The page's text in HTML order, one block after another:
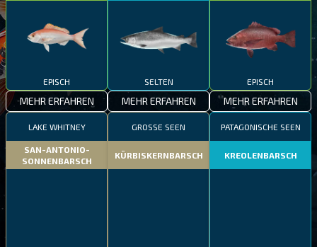
EPISCH
MEHR ERFAHREN
SELTEN
MEHR ERFAHREN
EPISCH
MEHR ERFAHREN
LAKE WHITNEY
SAN-ANTONIO-
SONNENBARSCH
GROSSE SEEN
KÜRBISKERNBARSCH
PATAGONISCHE SEEN
KREOLENBARSCH